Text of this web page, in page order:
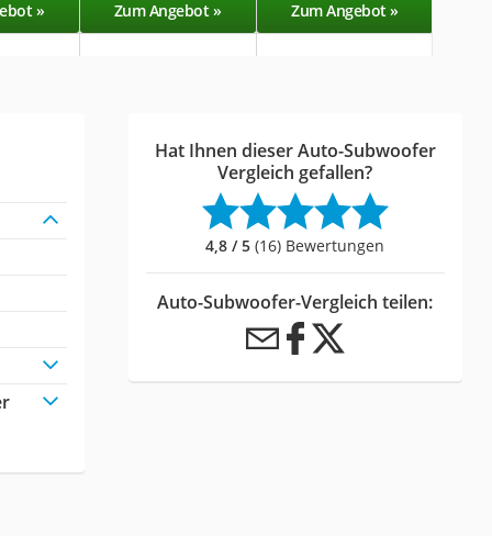
» Zum Angebot » Zum Angebot »
Hat Ihnen dieser Auto-Subwoofer
Vergleich gefallen?
4,8 / 5 (16) Bewertungen
Auto-Subwoofer-Vergleich teilen: